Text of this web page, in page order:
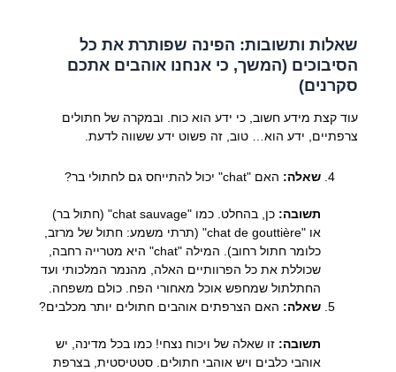
שאלות ותשובות: הפינה שפותרת את כל
הסיבוכים (המשך, כי אנחנו אוהבים אתכם
סקרנים)
עוד קצת מידע חשוב, כי ידע הוא כוח. ובמקרה של חתולים
צרפתיים, ידע הוא… טוב, זה פשוט ידע ששווה לדעת.
שאלה: האם "chat" יכול להתייחס גם לחתולי בר?
תשובה:
כן, בהחלט. כמו "chat sauvage" (חתול בר)
או "chat de gouttière" (תרתי משמע: חתול של מרזב,
כלומר חתול רחוב). המילה "chat" היא מטרייה רחבה,
שכוללת את כל הפרוותיים האלה, מהנמר המלכותי ועד
החתלתול שמחפש אוכל מאחורי הפח. כולם משפחה.
שאלה: האם הצרפתים אוהבים חתולים יותר מכלבים?
תשובה: זו שאלה של ויכוח נצחי! כמו בכל מדינה, יש
אוהבי כלבים ויש אוהבי חתולים. סטטיסטית, בצרפת